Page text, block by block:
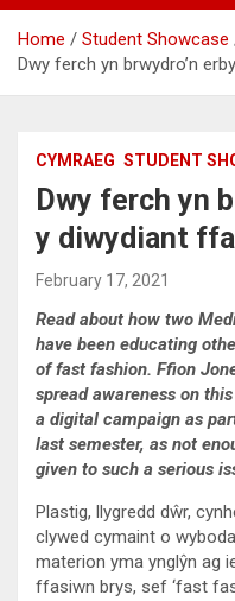
Home
Student Showcase
Dwy ferch yn brwydro’n
CYMRAEG STUDENT
Dwy ferch yn
y diwydiant
February 17, 2021
Read about how two
have been educating
of fast fashion. Ffion
spread awareness on
a digital campaign as
last semester, as not
given to such a serious
Plastig, llygredd dŵr,
clywed cymaint o
materion yma ynglŷn ag
ffasiwn brys, sef ‘fast